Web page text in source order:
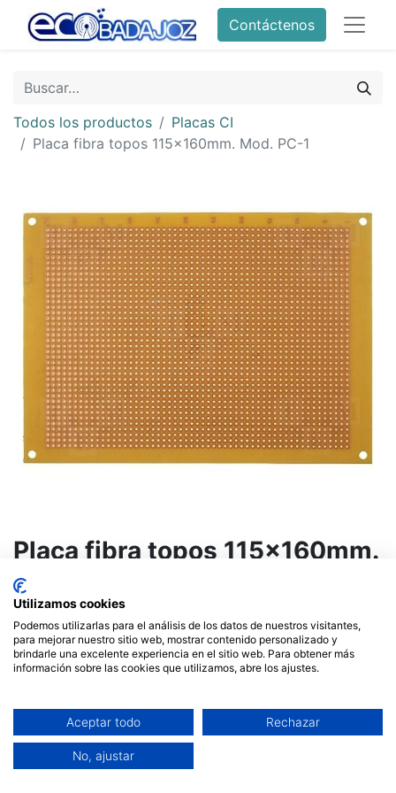
Contáctenos
Todos los productos
Placas CI
Placa fibra topos 115x160mm. Mod. PC-1
Placa fibra topos 115x160mm.
Mod. PC-1
10,01€
AÑADIR AL CARRITO
Utilizamos cookies
Podemos utilizarlas para el análisis de los datos de nuestros visitantes,
para mejorar nuestro sitio web, mostrar contenido personalizado y
brindarle una excelente experiencia en el sitio web. Para obtener más
información sobre las cookies que utilizamos, abre los ajustes.
Aceptar todo Rechazar
No, ajustar